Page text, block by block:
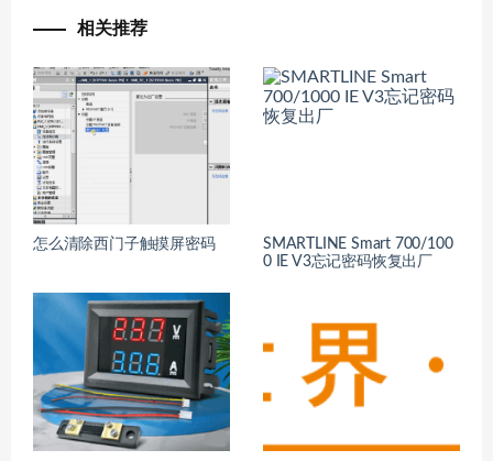
相关推荐
怎么清除西门子触摸屏密码
SMARTLINE Smart 700/100
0 IE V3忘记密码恢复出厂